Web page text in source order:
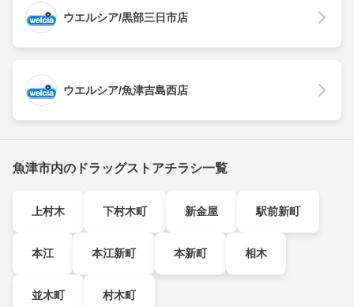
ウエルシア/黒部三日市店
ウエルシア/魚津吉島西店
魚津市内のドラッグストアチラシ一覧
上村木 下村木町 新金屋 駅前新町
本江 本江新町 本新町 相木
並木町 村木町